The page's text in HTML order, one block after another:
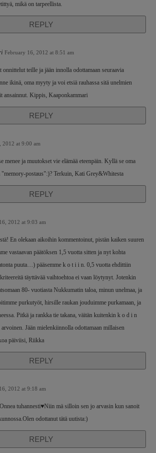
mikä on tarpeellista.
REPLY
February 16, 2012 at 8:51 am
teille ja jään innolla odottamaan seuraavia
ikinä, oma myyty ja voi etsiä rauhassa sitä unelmien
ansainnut. Kippis, Kaaponkammari
REPLY
2012 at 9:00 am
menee ja muutokset vie elämää eteenpäin. Kyllä se oma
postaus":)? Terkuin, Kati Grey&Whitesta
REPLY
2012 at 9:03 am
En olekaan aikoihin kommentoinut, pistän kaiken suuren
vastaavan päätöksen 1,5 vuotta sitten ja nyt kohta
puuta…) pääsemme k o t i i n. 0,5 vuotta ehdittiin
täyttävää vaihtoehtoa ei vaan löytynyt. Jotenkin
80- vuotiasta Nukkumatin taloa, minun unelmaa, ja
purkutyöt, hirsille raukan jouduimme purkamaan, ja
Pitkä ja rankka tie takana, väitän kuitenkin k o d i n
Jään mielenkiinnolla odottamaan millaisen
päiviisi, Riikka
REPLY
2012 at 9:18 am
tuhannesti♥Niin mä silloin sen jo arvasin kun sanoit
odottanut tätä uutista:)
REPLY